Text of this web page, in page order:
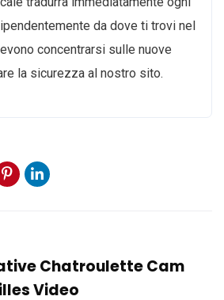
da dove ti trovi nel
concentrarsi sulle nuove
la sicurezza al nostro sito.
Chatroulette Cam
Video